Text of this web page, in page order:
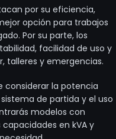
por su eficiencia,
opción para trabajos
Por su parte, los
facilidad de uso y
talleres y emergencias.
considerar la potencia
de partida y el uso
modelos con
en kVA y